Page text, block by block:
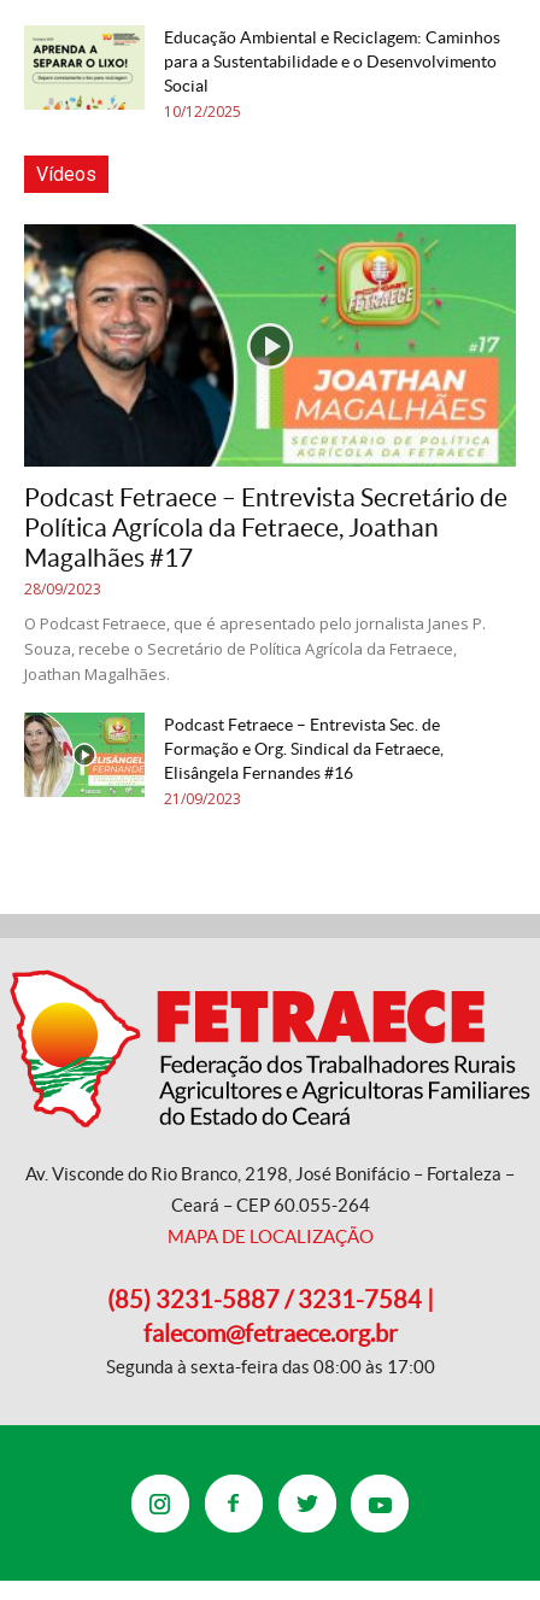
Educação Ambiental e Reciclagem: Caminhos
para a Sustentabilidade e o Desenvolvimento
Social
10/12/2025
Vídeos
Podcast Fetraece – Entrevista Secretário de
Política Agrícola da Fetraece, Joathan
Magalhães #17
28/09/2023
O Podcast Fetraece, que é apresentado pelo jornalista Janes P.
Souza, recebe o Secretário de Política Agrícola da Fetraece,
Joathan Magalhães.
Podcast Fetraece – Entrevista Sec. de
Formação e Org. Sindical da Fetraece,
Elisângela Fernandes #16
21/09/2023
Av. Visconde do Rio Branco, 2198, José Bonifácio – Fortaleza –
Ceará – CEP 60.055-264
MAPA DE LOCALIZAÇÃO
(85) 3231-5887 / 3231-7584 |
falecom@fetraece.org.br
Segunda à sexta-feira das 08:00 às 17:00